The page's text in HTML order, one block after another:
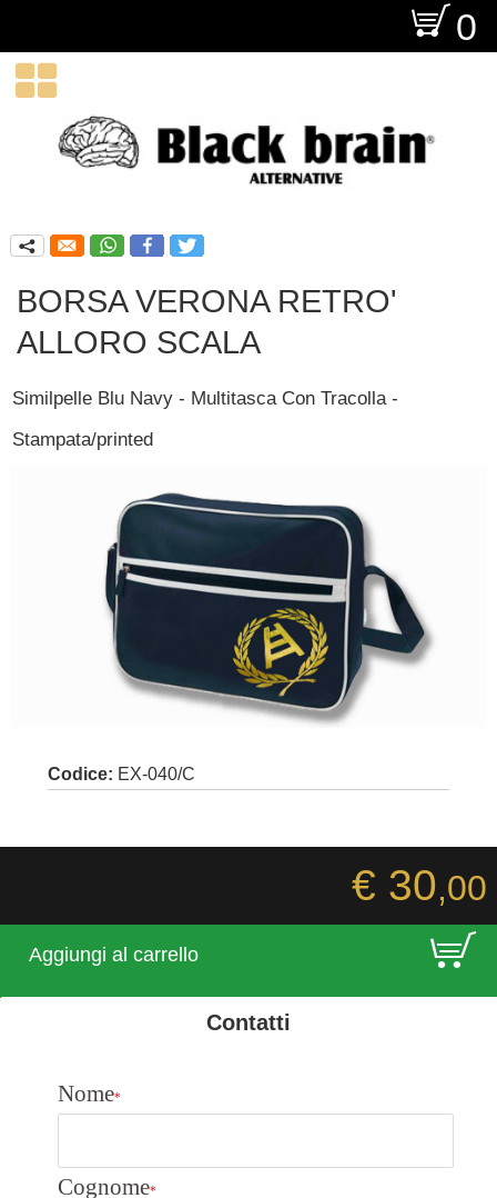
O 0

q
BORSA VERONA RETRO'
ALLORO SCALA
Similpelle Blu Navy - Multitasca Con Tracolla -
Stampata/printed
Codice: EX-040/C
€ 30,00
Aggiungi al carrello E
Contatti
Nome*
Cognome*